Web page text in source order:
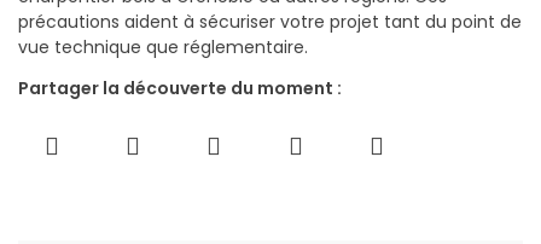
précautions aident à sécuriser votre projet tant du point de
vue technique que réglementaire.
Partager la découverte du moment :